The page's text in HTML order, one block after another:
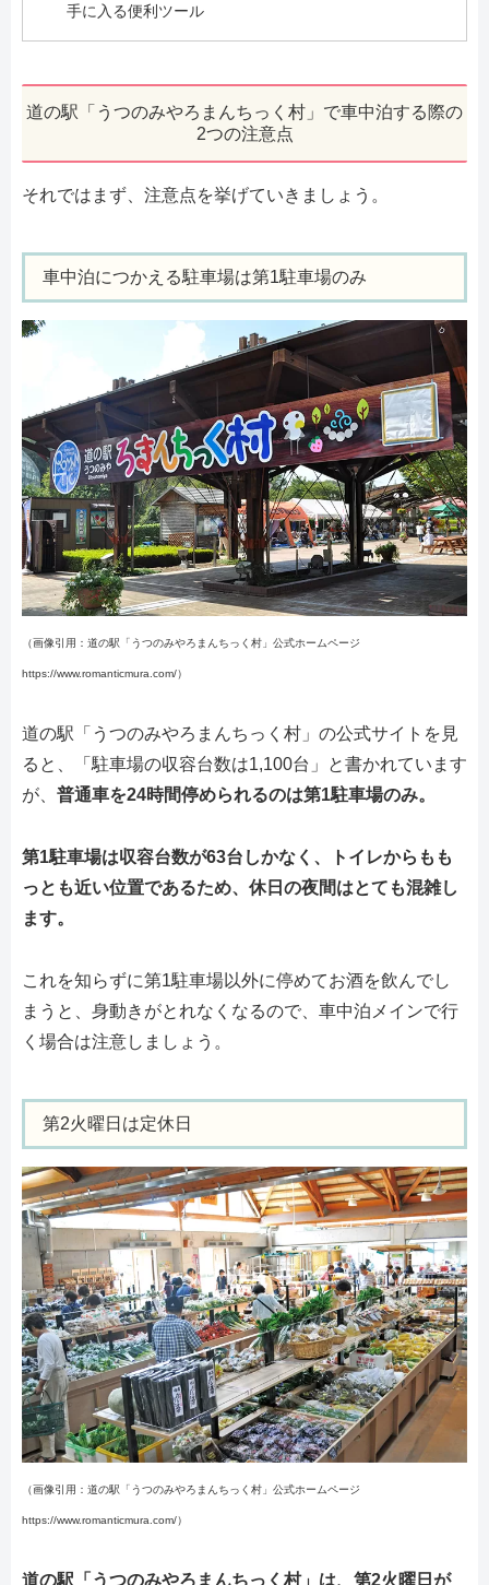
手に入る便利ツール
道の駅「うつのみやろまんちっく村」で車中泊する際の
2つの注意点
それではまず、注意点を挙げていきましょう。
車中泊につかえる駐車場は第1駐車場のみ
（画像引用：道の駅「うつのみやろまんちっく村」公式ホームページ
https://www.romanticmura.com/）
道の駅「うつのみやろまんちっく村」の公式サイトを見
ると、「駐車場の収容台数は1,100台」と書かれています
が、 普通車を24時間停められるのは第1駐車場のみ。
第1駐車場は収容台数が63台しかなく、トイレからもも
っとも近い位置であるため、休日の夜間はとても混雑し
ます。
これを知らずに第1駐車場以外に停めてお酒を飲んでし
まうと、身動きがとれなくなるので、車中泊メインで行
く場合は注意しましょう。
第2火曜日は定休日
（画像引用：道の駅「うつのみやろまんちっく村」公式ホームページ
https://www.romanticmura.com/）
道の駅「うつのみやろまんちっく村」は、第2火曜日が